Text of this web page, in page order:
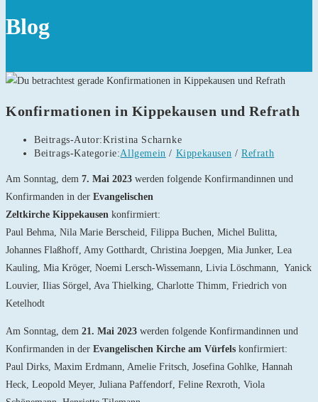
Blog
Konfirmationen in Kippekausen und Refrath
Beitrags-Autor:Kristina Scharnke
Beitrags-Kategorie:Allgemein / Kippekausen / Refrath
Am Sonntag, dem 7. Mai 2023 werden folgende Konfirmandinnen und
Konfirmanden in der Evangelischen
Zeltkirche Kippekausen konfirmiert:
Paul Behma, Nila Marie Berscheid, Filippa Buchen, Michel Bulitta,
Johannes Flaßhoff, Amy Gotthardt, Christina Joepgen, Mia Junker, Lea
Kauling, Mia Kröger, Noemi Lersch-Wissemann, Livia Löschmann, Yanick
Louvier, Ilias Sörgel, Ava Thielking, Charlotte Thimm, Friedrich von
Ketelhodt
Am Sonntag, dem 21. Mai 2023 werden folgende Konfirmandinnen und
Konfirmanden in der Evangelischen Kirche am Vürfels konfirmiert:
Paul Dirks, Maxim Erdmann, Amelie Fritsch, Josefina Gohlke, Hannah
Heck, Leopold Meyer, Juliana Paffendorf, Feline Rexroth, Viola